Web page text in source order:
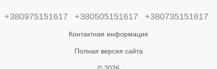
+380975151617 +380505151617 +380735151617
Контактная информация
Полная версия сайта